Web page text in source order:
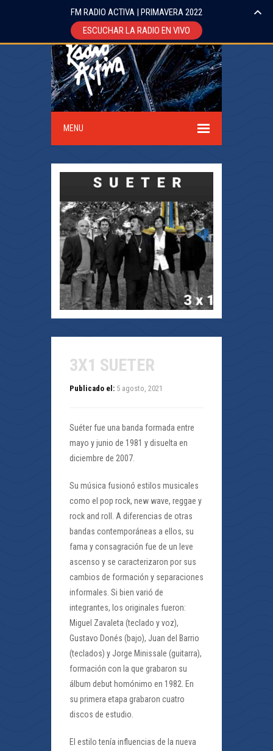
MENU
3X1 SUETER
Publicado el: 5 agosto, 2021
Suéter fue una banda formada entre
mayo y junio de 1981 y disuelta en
diciembre de 2007.
Su música fusionó estilos musicales
como el pop rock, new wave, reggae y
rock and roll. A diferencias de otras
bandas contemporáneas a ellos, su
fama y consagración fue de un leve
ascenso y se caracterizaron por sus
cambios de formación y separaciones
informales. Si bien varió de
integrantes, los originales fueron:
Miguel Zavaleta (teclado y voz),
Gustavo Donés (bajo), Juan del Barrio
(teclados) y Jorge Minissale (guitarra),
formación con la que grabaron su
álbum debut homónimo en 1982. En
su primera etapa grabaron cuatro
discos de estudio.
El estilo tenía influencias de la nueva
FM RADIO ACTIVA | PRIMAVERA 2022
ESCUCHAR LA RADIO EN VIVO